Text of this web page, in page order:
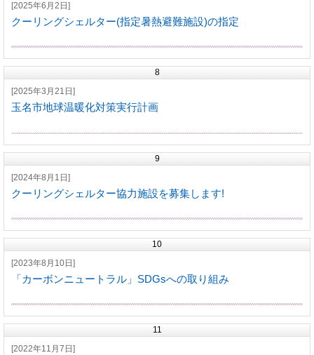
[2025年6月2日]
クーリングシェルター(指定暑熱避難施設)の指定
8
[2025年3月21日]
玉名市地球温暖化対策実行計画
9
[2024年8月1日]
クーリングシェルター協力施設を募集します!
10
[2023年8月10日]
「カーボンニュートラル」SDGsへの取り組み
11
[2022年11月7日]